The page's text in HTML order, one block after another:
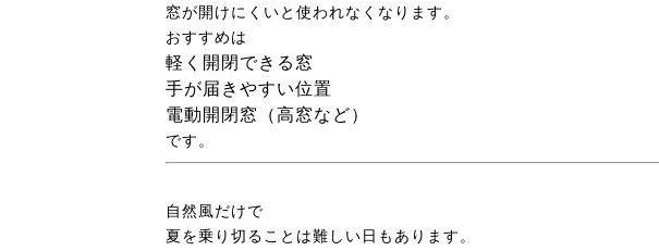
窓が開けにくいと使われなくなります。
おすすめは
軽く開閉できる窓
手が届きやすい位置
電動開閉窓（高窓など）
です。
自然風だけで
夏を乗り切ることは難しい日もあります。